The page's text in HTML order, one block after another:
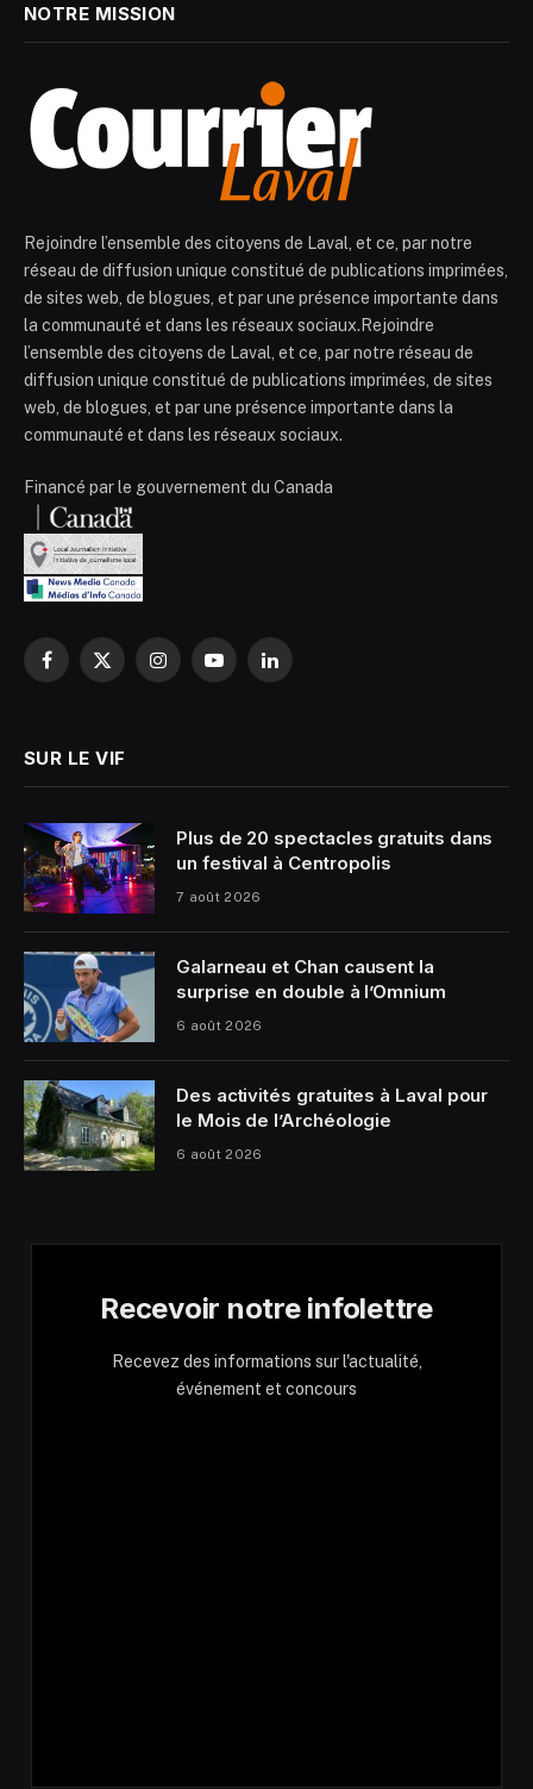
NOTRE MISSION
Rejoindre l’ensemble des citoyens de Laval, et ce, par notre
réseau de diffusion unique constitué de publications imprimées,
de sites web, de blogues, et par une présence importante dans
la communauté et dans les réseaux sociaux.Rejoindre
l’ensemble des citoyens de Laval, et ce, par notre réseau de
diffusion unique constitué de publications imprimées, de sites
web, de blogues, et par une présence importante dans la
communauté et dans les réseaux sociaux.
Financé par le gouvernement du Canada
Facebook
X
InstagramYouTubeLinkedIn
SUR LE VIF
Plus de 20 spectacles gratuits dans
un festival à Centropolis
7 août 2026
Galarneau et Chan causent la
surprise en double à l’Omnium
6 août 2026
Des activités gratuites à Laval pour
le Mois de l’Archéologie
6 août 2026
Recevoir notre infolettre
Recevez des informations sur l'actualité,
événement et concours